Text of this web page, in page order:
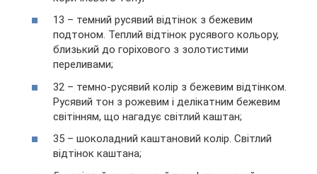
13 – темний русявий відтінок з бежевим
подтоном. Теплий відтінок русявого кольору,
близький до горіхового з золотистими
переливами;
32 – темно-русявий колір з бежевим відтінком.
Русявий тон з рожевим і делікатним бежевим
світінням, що нагадує світлий каштан;
35 – шоколадний каштановий колір. Світлий
відтінок каштана;